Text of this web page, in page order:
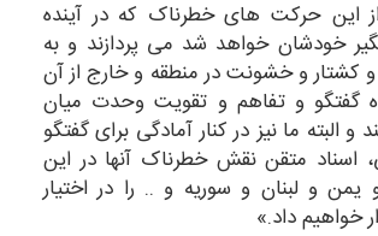
این حرکت های خطرناک که در آینده
خودشان خواهد شد می پردازند و به
و خشونت در منطقه و خارج از آن
گفتگو و تفاهم و تقویت وحدت میان
و البته ما نیز در کنار آمادگی برای گفتگو
متقن نقش خطرناک آنها در این
یمن و لبنان و سوریه و .. را در اختیار
خواهیم داد.»